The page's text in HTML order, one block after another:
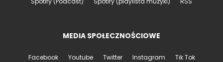
MEDIA SPOŁECZNOŚCIOWE
Facebook Youtube Twitter Instagram Tik Tok